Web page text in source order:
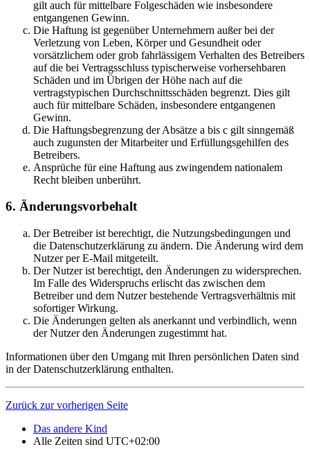
gilt auch für mittelbare Folgeschäden wie insbesondere
entgangenen Gewinn.
Die Haftung ist gegenüber Unternehmern außer bei der
Verletzung von Leben, Körper und Gesundheit oder
vorsätzlichem oder grob fahrlässigem Verhalten des Betreibers
auf die bei Vertragsschluss typischerweise vorhersehbaren
Schäden und im Übrigen der Höhe nach auf die
vertragstypischen Durchschnittsschäden begrenzt. Dies gilt
auch für mittelbare Schäden, insbesondere entgangenen
Gewinn.
Die Haftungsbegrenzung der Absätze a bis c gilt sinngemäß
auch zugunsten der Mitarbeiter und Erfüllungsgehilfen des
Betreibers.
Ansprüche für eine Haftung aus zwingendem nationalem
Recht bleiben unberührt.
6. Änderungsvorbehalt
Der Betreiber ist berechtigt, die Nutzungsbedingungen und
die Datenschutzerklärung zu ändern. Die Änderung wird dem
Nutzer per E-Mail mitgeteilt.
Der Nutzer ist berechtigt, den Änderungen zu widersprechen.
Im Falle des Widerspruchs erlischt das zwischen dem
Betreiber und dem Nutzer bestehende Vertragsverhältnis mit
sofortiger Wirkung.
Die Änderungen gelten als anerkannt und verbindlich, wenn
der Nutzer den Änderungen zugestimmt hat.
Informationen über den Umgang mit Ihren persönlichen Daten sind
in der Datenschutzerklärung enthalten.
Zurück zur vorherigen Seite
Das andere Kind
Alle Zeiten sind UTC+02:00